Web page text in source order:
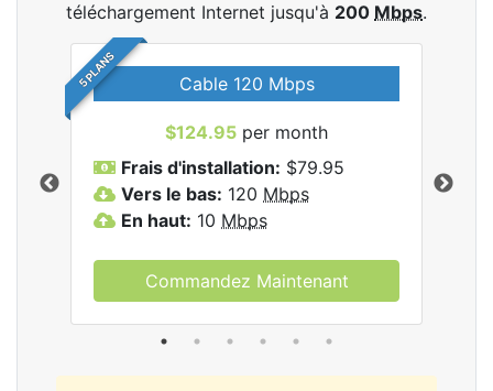
téléchargement Internet jusqu'à 200 Mbps.
5 PLANS Cable 120 Mbps
$124.95 per month
Frais d'installation: $79.95
Vers le bas: 120 Mbps
En haut: 10 Mbps
Commandez Maintenant